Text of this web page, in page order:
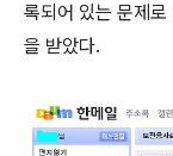
록되어 있는 문제
을 받았다.